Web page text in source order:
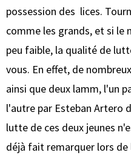
possession des lices.
comme les grands, et si
peu faible, la qualité de
vous. En effet, de
ainsi que deux lamm, l'un
l'autre par Esteban Artero
lutte de ces deux jeunes
déjà fait remarquer lors de